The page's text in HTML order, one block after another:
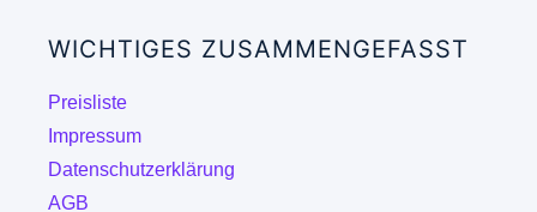
Optionen
WICHTIGES ZUSAMMENGEFASST
Preisliste
Impressum
Datenschutzerklärung
AGB